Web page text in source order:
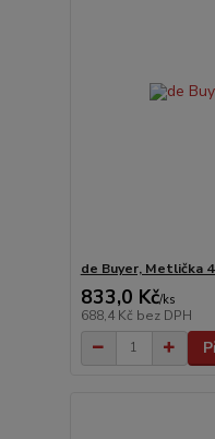
de Buyer, Metlička
833,0 Kč/ks
688,4 Kč bez DPH